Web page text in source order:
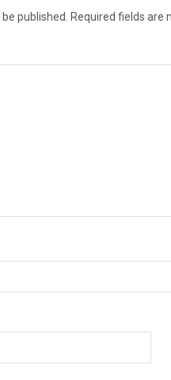
published. Required fields are